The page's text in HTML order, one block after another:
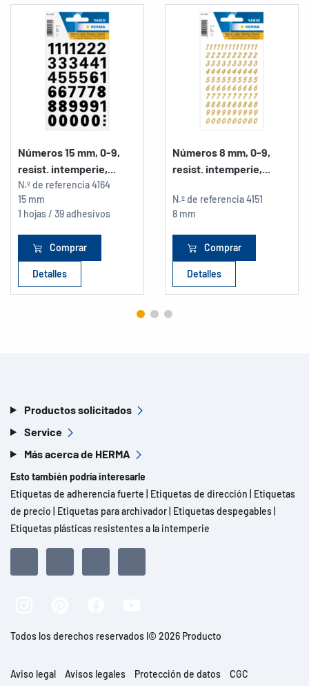
Números 15 mm, 0-9,
resist. intemperie,...
N.º de referencia4164
15 mm
1 hojas / 39 adhesivos
Comprar
Detalles
Números 8 mm, 0-9,
resist. intemperie,...
N.º de referencia4151
8 mm
Comprar
Detalles
Productos solicitados
Service
Más acerca de HERMA
Esto también podría interesarle
Etiquetas de adherencia fuerte
Etiquetas de dirección
Etiquetas
de precio
Etiquetas para archivador Etiquetas despegables
Etiquetas plásticas resistentes a la intemperie
Todos los derechos reservados l© 2026 Producto
Aviso legal Avisos legales Protección de datos CGC